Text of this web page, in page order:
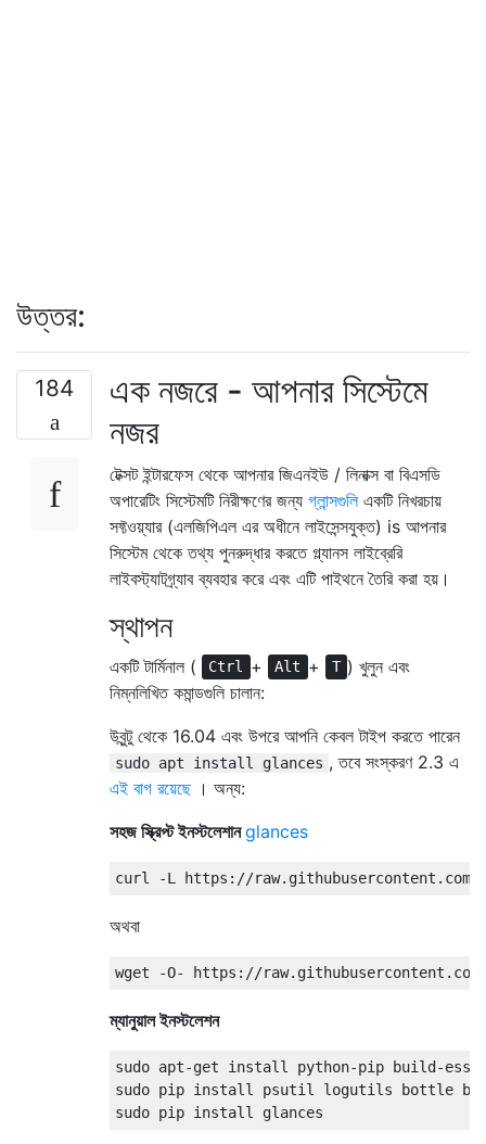
উত্তর:
184
এক নজরে - আপনার সিস্টেমে
নজর
টেক্সট ইন্টারফেস থেকে আপনার জিএনইউ / লিনাক্স বা বিএসডি
অপারেটিং সিস্টেমটি নিরীক্ষণের জন্য গ্লান্সগুলিএকটি নিখরচায়
সফ্টওয়্যার (এলজিপিএল এর অধীনে লাইসেন্সযুক্ত) is আপনার
সিস্টেম থেকে তথ্য পুনরুদ্ধার করতে গ্ল্যানস লাইব্রেরি
লাইবস্ট্যাটগ্র্যাব ব্যবহার করে এবং এটি পাইথনে তৈরি করা হয়।
স্থাপন
একটি টার্মিনাল ( Ctrl + Alt + T ) খুলুন এবং
নিম্নলিখিত কমান্ডগুলি চালান:
উবুন্টু থেকে 16.04 এবং উপরে আপনি কেবল টাইপ করতে পারেন
sudo apt install glances , তবে সংস্করণ 2.3 এ
এই বাগ রয়েছে। অন্য:
সহজ স্ক্রিপ্ট ইনস্টলেশানglances
অথবা
ম্যানুয়াল ইনস্টলেশন
sudo apt-get install python-pip build-
sudo pip install psutil logutils bottle